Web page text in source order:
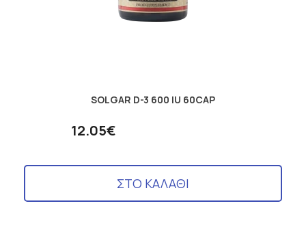
SOLGAR D-3 600 IU 60CAP
12.05€
ΣΤΟ ΚΑΛΑΘΙ